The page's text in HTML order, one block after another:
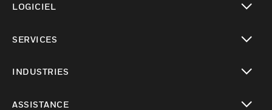
LOGICIEL
SERVICES
INDUSTRIES
ASSISTANCE